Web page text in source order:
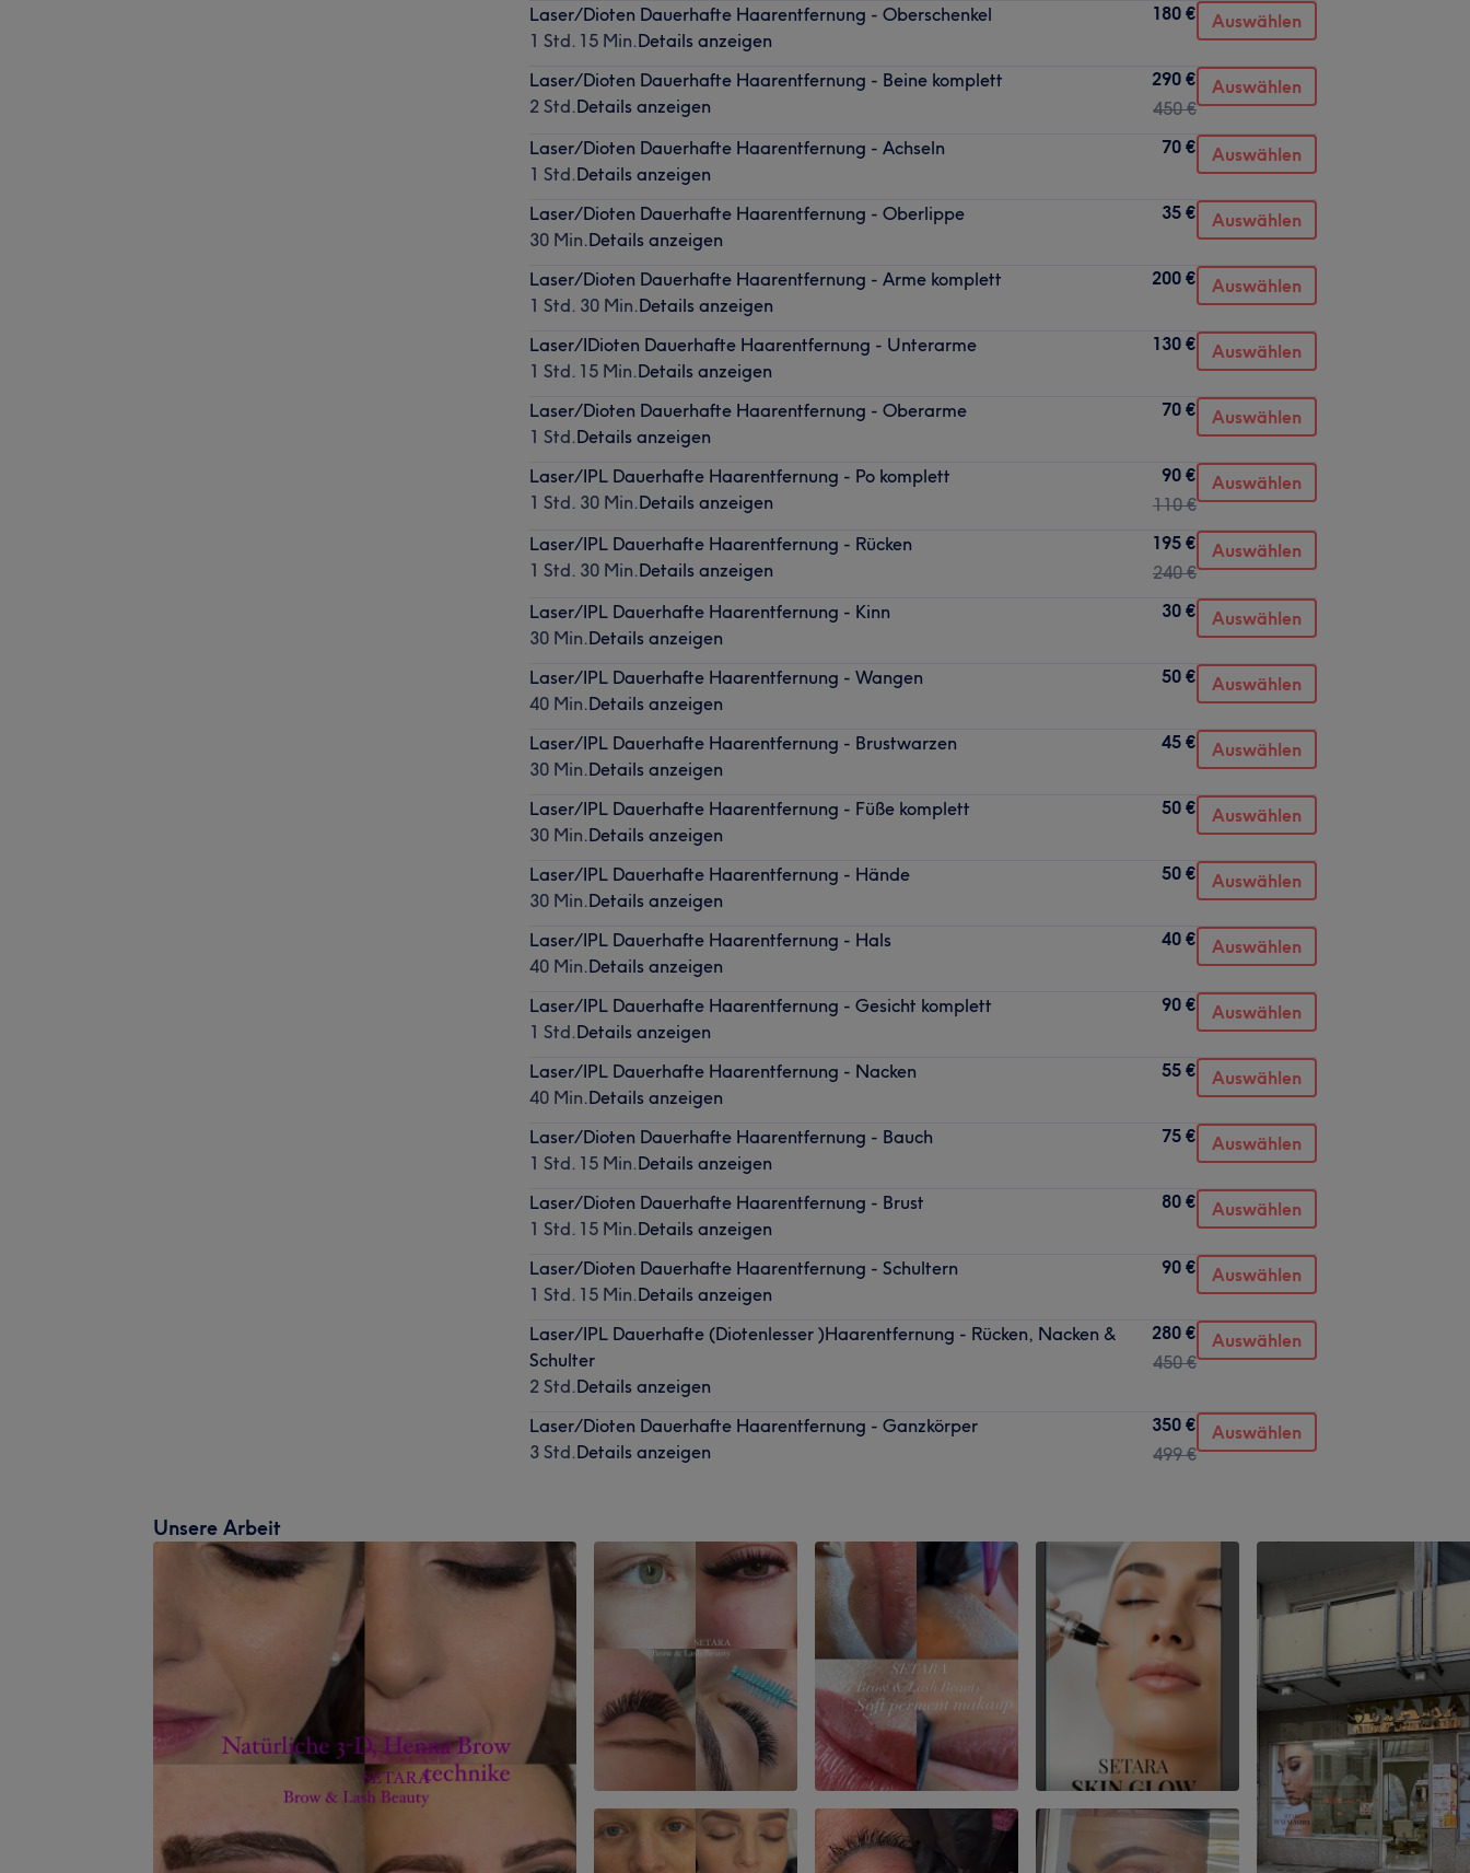
Laser/Dioten Dauerhafte Haarentfernung - Oberschenkel
1 Std. 15 Min.Details anzeigen
180 € Auswählen
Laser/Dioten Dauerhafte Haarentfernung - Beine komplett
2 Std.Details anzeigen
290 €
450 €
Auswählen
Laser/Dioten Dauerhafte Haarentfernung - Achseln
1 Std.Details anzeigen
70 € Auswählen
Laser/Dioten Dauerhafte Haarentfernung - Oberlippe
30 Min.Details anzeigen
35 € Auswählen
Laser/Dioten Dauerhafte Haarentfernung - Arme komplett
1 Std. 30 Min.Details anzeigen
200 € Auswählen
Laser/IDioten Dauerhafte Haarentfernung - Unterarme
1 Std. 15 Min.Details anzeigen
130 € Auswählen
Laser/Dioten Dauerhafte Haarentfernung - Oberarme
1 Std.Details anzeigen
70 € Auswählen
Laser/IPL Dauerhafte Haarentfernung - Po komplett
1 Std. 30 Min.Details anzeigen
90 €
110 €
Auswählen
Laser/IPL Dauerhafte Haarentfernung - Rücken
1 Std. 30 Min.Details anzeigen
195 €
240 €
Auswählen
Laser/IPL Dauerhafte Haarentfernung - Kinn
30 Min.Details anzeigen
30 € Auswählen
Laser/IPL Dauerhafte Haarentfernung - Wangen
40 Min.Details anzeigen
50 € Auswählen
Laser/IPL Dauerhafte Haarentfernung - Brustwarzen
30 Min.Details anzeigen
45 € Auswählen
Laser/IPL Dauerhafte Haarentfernung - Füße komplett
30 Min.Details anzeigen
50 € Auswählen
Laser/IPL Dauerhafte Haarentfernung - Hände
30 Min.Details anzeigen
50 € Auswählen
Laser/IPL Dauerhafte Haarentfernung - Hals
40 Min.Details anzeigen
40 € Auswählen
Laser/IPL Dauerhafte Haarentfernung - Gesicht komplett
1 Std.Details anzeigen
90 € Auswählen
Laser/IPL Dauerhafte Haarentfernung - Nacken
40 Min.Details anzeigen
55 € Auswählen
Laser/Dioten Dauerhafte Haarentfernung - Bauch
1 Std. 15 Min.Details anzeigen
75 € Auswählen
Laser/Dioten Dauerhafte Haarentfernung - Brust
1 Std. 15 Min.Details anzeigen
80 € Auswählen
Laser/Dioten Dauerhafte Haarentfernung - Schultern
1 Std. 15 Min.Details anzeigen
90 € Auswählen
Laser/IPL Dauerhafte (Diotenlesser )Haarentfernung - Rücken, Nacken &
Schulter
2 Std.Details anzeigen
280 €
450 €
Auswählen
Laser/Dioten Dauerhafte Haarentfernung - Ganzkörper
3 Std.Details anzeigen
350 €
499 €
Auswählen
Unsere Arbeit